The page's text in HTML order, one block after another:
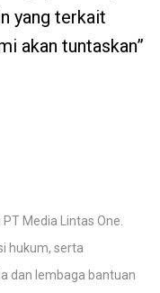
yang terkait
akan tuntaskan”
Media Lintas One.
hukum, serta
dan lembaga bantuan